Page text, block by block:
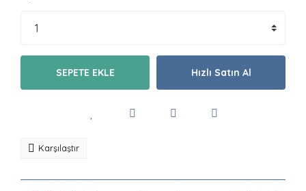
SEPETE EKLE Hızlı Satın Al
Karşılaştır